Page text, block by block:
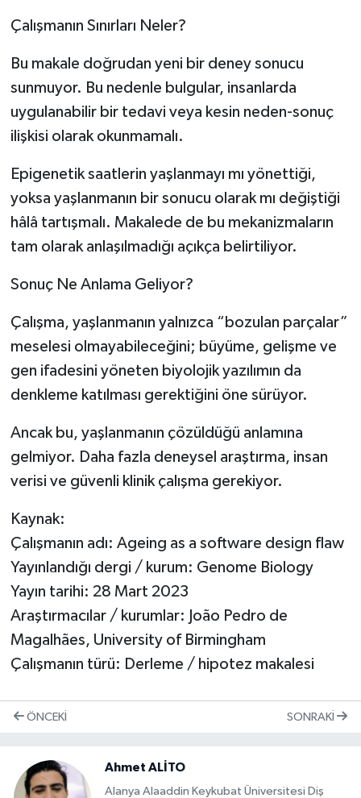
Çalışmanın Sınırları Neler?
Bu makale doğrudan yeni bir deney sonucu
sunmuyor. Bu nedenle bulgular, insanlarda
uygulanabilir bir tedavi veya kesin neden-sonuç
ilişkisi olarak okunmamalı.
Epigenetik saatlerin yaşlanmayı mı yönettiği,
yoksa yaşlanmanın bir sonucu olarak mı değiştiği
hâlâ tartışmalı. Makalede de bu mekanizmaların
tam olarak anlaşılmadığı açıkça belirtiliyor.
Sonuç Ne Anlama Geliyor?
Çalışma, yaşlanmanın yalnızca “bozulan parçalar”
meselesi olmayabileceğini; büyüme, gelişme ve
gen ifadesini yöneten biyolojik yazılımın da
denkleme katılması gerektiğini öne sürüyor.
Ancak bu, yaşlanmanın çözüldüğü anlamına
gelmiyor. Daha fazla deneysel araştırma, insan
verisi ve güvenli klinik çalışma gerekiyor.
Kaynak:
Çalışmanın adı: Ageing as a software design flaw
Yayınlandığı dergi / kurum: Genome Biology
Yayın tarihi: 28 Mart 2023
Araştırmacılar / kurumlar: João Pedro de
Magalhães, University of Birmingham
Çalışmanın türü: Derleme / hipotez makalesi
ÖNCEKI SONRAKI
Ahmet ALİTO
Alanya Alaaddin Keykubat Üniversitesi Diş